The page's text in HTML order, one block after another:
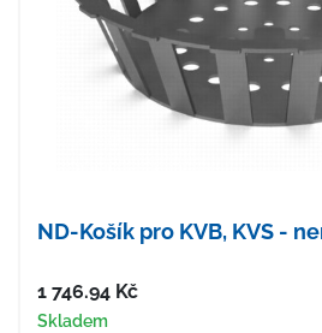
ND-Košík pro KVB, KVS -
Cena
1 746.94 Kč
Dostupnost
Skladem